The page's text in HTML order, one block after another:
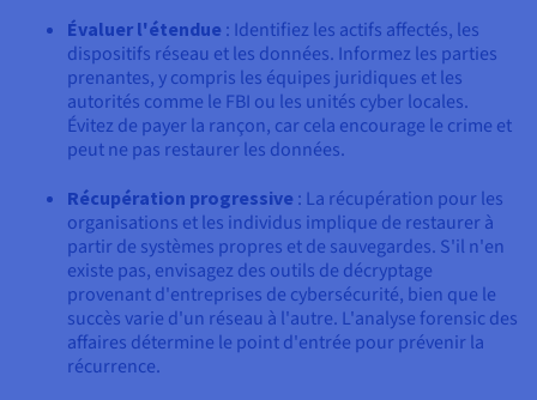
Évaluer l'étendue : Identifiez les actifs affectés, les
dispositifs réseau et les données. Informez les parties
prenantes, y compris les équipes juridiques et les
autorités comme le FBI ou les unités cyber locales.
Évitez de payer la rançon, car cela encourage le crime et
peut ne pas restaurer les données.
Récupération progressive : La récupération pour les
organisations et les individus implique de restaurer à
partir de systèmes propres et de sauvegardes. S'il n'en
existe pas, envisagez des outils de décryptage
provenant d'entreprises de cybersécurité, bien que le
succès varie d'un réseau à l'autre. L'analyse forensic des
affaires détermine le point d'entrée pour prévenir la
récurrence.